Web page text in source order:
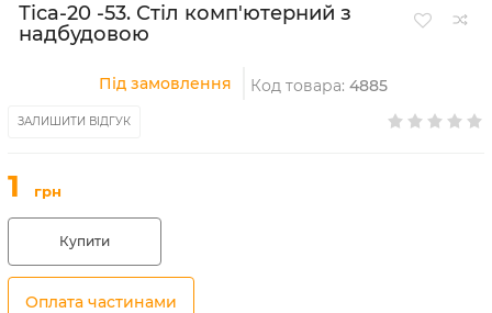
Тіса-20 -53. Стіл комп'ютерний з
надбудовою
Під замовлення Код товара: 4885
ЗАЛИШИТИ ВІДГУК
1 грн
Купити
Оплата частинами